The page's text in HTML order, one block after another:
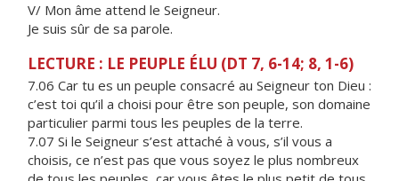
V/ Mon âme attend le Seigneur.
Je suis sûr de sa parole.
LECTURE : LE PEUPLE ÉLU (DT 7, 6-14; 8, 1-6)
7.06 Car tu es un peuple consacré au Seigneur ton Dieu :
c’est toi qu’il a choisi pour être son peuple, son domaine
particulier parmi tous les peuples de la terre.
7.07 Si le Seigneur s’est attaché à vous, s’il vous a
choisis, ce n’est pas que vous soyez le plus nombreux